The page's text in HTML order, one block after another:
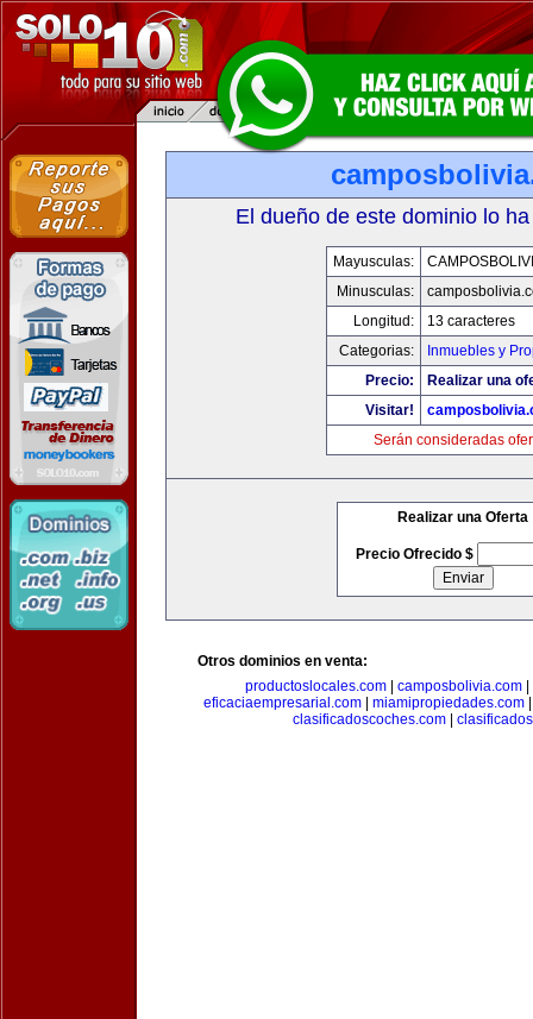
El dueño de este dominio lo
Mayusculas:
Minusculas:
Longitud:
13 caracteres
Categorias:
Inmuebles y
Precio:
Realizar una
Visitar!
Serán consideradas
Realizar una Oferta
Precio Ofrecido $
Otros dominios en venta:
productoslocales.com| camposbolivia.com|
eficaciaempresarial.com
miamipropiedades.com
clasificadoscoches.com|